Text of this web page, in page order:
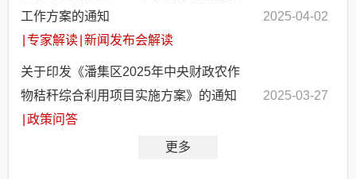
工作方案的通知
专家解读 新闻发布会解读
2025-04-02
关于印发《潘集区2025年中央财政农作
物秸秆综合利用项目实施方案》的通知
政策问答
2025-03-27
更多